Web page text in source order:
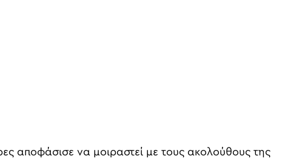
αποφάσισε να μοιραστεί με τους ακολούθους της